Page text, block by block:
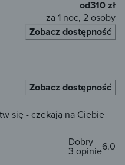
od310 zł
za 1 noc, 2 osoby
Zobacz dostępność
Zobacz dostępność
się - czekają na Ciebie
6.0
Dobry
3 opinie